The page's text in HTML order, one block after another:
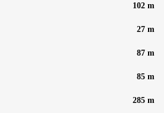
102 m
27 m
87 m
85 m
285 m